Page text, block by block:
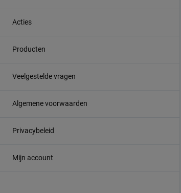
Acties
Producten
Veelgestelde vragen
Algemene voorwaarden
Privacybeleid
Mijn account